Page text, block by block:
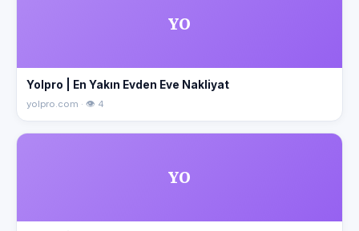
YO
Yolpro | En Yakın Evden Eve Nakliyat
yolpro.com · 👁 4
YO